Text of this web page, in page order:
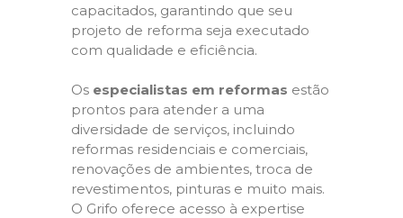
capacitados, garantindo que seu
projeto de reforma seja executado
com qualidade e eficiência.
Os especialistas em reformas estão
prontos para atender a uma
diversidade de serviços, incluindo
reformas residenciais e comerciais,
renovações de ambientes, troca de
revestimentos, pinturas e muito mais.
O Grifo oferece acesso à expertise